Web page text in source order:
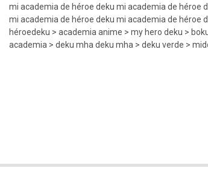
mi academia de héroe deku mi academia de héroe
mi academia de héroe deku mi academia de héroe
héroedeku > academia anime > my hero deku >
academia > deku mha deku mha > deku verde >